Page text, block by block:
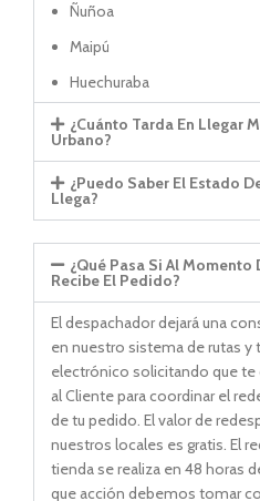
Ñuñoa
Maipú
Huechuraba
¿Cuánto Tarda En Llegar
Urbano?
¿Puedo Saber El Estado
Llega?
¿Qué Pasa Si Al Momento
Recibe El Pedido?
El despachador dejará una
en nuestro sistema de rutas y
electrónico solicitando que
al Cliente para coordinar el
de tu pedido. El valor de
nuestros locales es gratis. El
tienda se realiza en 48 horas
que acción debemos tomar